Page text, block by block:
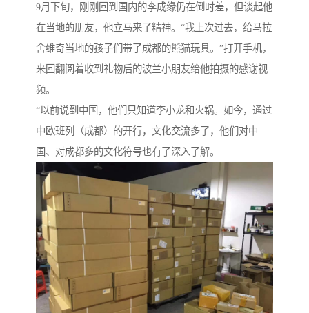
9月下旬，刚刚回到国内的李成缘仍在倒时差，但谈起他
在当地的朋友，他立马来了精神。“我上次过去，给马拉
舍维奇当地的孩子们带了成都的熊猫玩具。”打开手机，
来回翻阅着收到礼物后的波兰小朋友给他拍摄的感谢视
频。
“以前说到中国，他们只知道李小龙和火锅。如今，通过
中欧班列（成都）的开行，文化交流多了，他们对中
国、对成都多的文化符号也有了深入了解。